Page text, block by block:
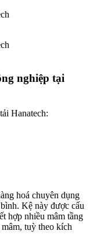
nghiệp tại
Hanatech:
hoá chuyên dụng
Kệ này được cấu
hợp nhiều mâm tầng
tuỳ theo kích